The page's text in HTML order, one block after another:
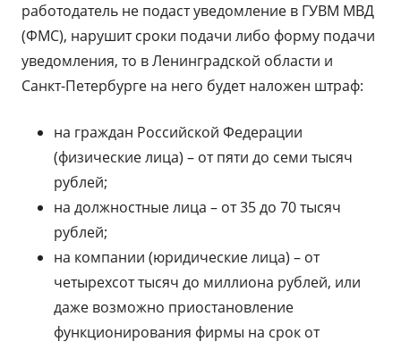
работодатель не подаст уведомление в ГУВМ МВД
(ФМС), нарушит сроки подачи либо форму подачи
уведомления, то в Ленинградской области и
Санкт-Петербурге на него будет наложен штраф:
на граждан Российской Федерации
(физические лица) – от пяти до семи тысяч
рублей;
на должностные лица – от 35 до 70 тысяч
рублей;
на компании (юридические лица) – от
четырехсот тысяч до миллиона рублей, или
даже возможно приостановление
функционирования фирмы на срок от